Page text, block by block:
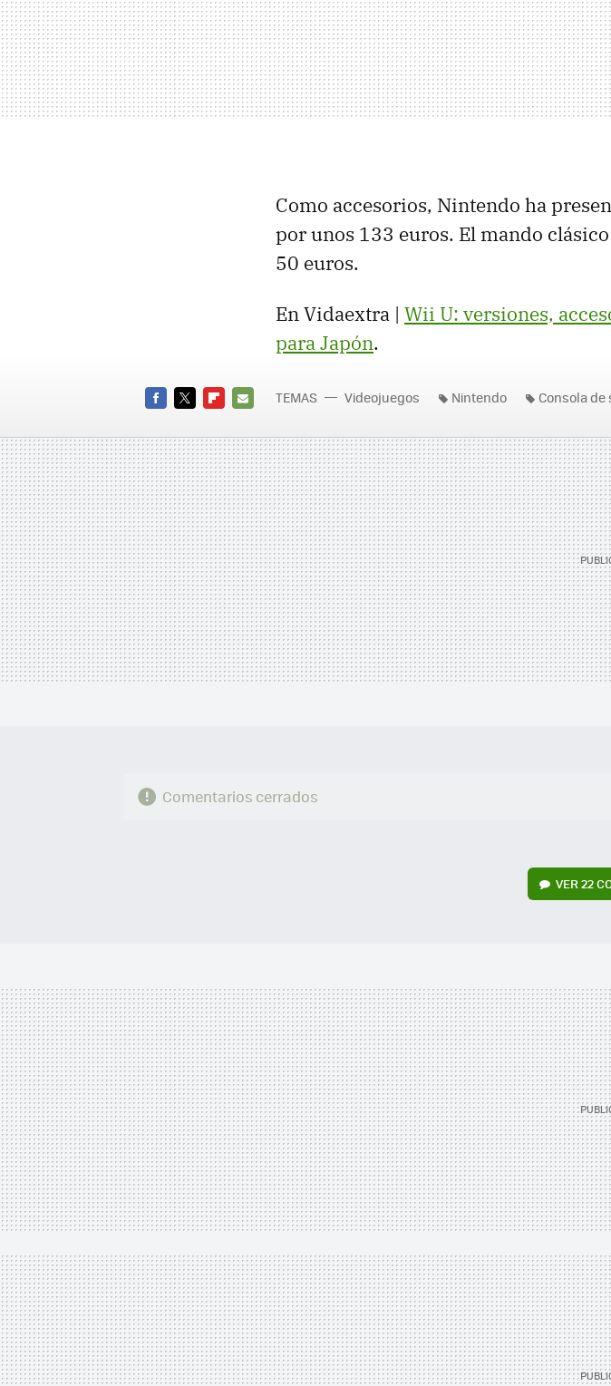
Como accesorios, Nintendo ha
por unos 133 euros. El mando
50 euros.
En Vidaextra | Wii U: versiones,
para Japón.
MAIL
TEMAS Videojuegos Nintendo Consola
Comentarios cerrados
VER22